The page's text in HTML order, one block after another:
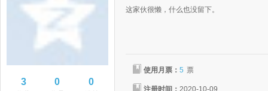
3 0 0
这家伙很懒，什么也没留下。
使用月票： 5 票
注册时间： 2020-10-09